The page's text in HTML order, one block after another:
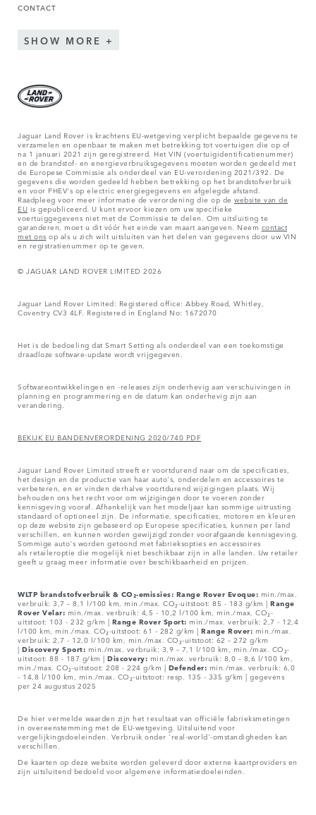
CONTACT
SHOW MORE
Jaguar Land Rover is krachtens EU-wetgeving verplicht bepaalde gegevens te
verzamelen en openbaar te maken met betrekking tot voertuigen die op of
na 1 januari 2021 zijn geregistreerd. Het VIN (voertuigidentificatienummer)
en de brandstof- en energieverbruiksgegevens moeten worden gedeeld met
de Europese Commissie als onderdeel van EU-verordening 2021/392. De
gegevens die worden gedeeld hebben betrekking op het brandstofverbruik
en voor PHEV's op electric energiegegevens en afgelegde afstand.
Raadpleeg voor meer informatie de verordening die op de website van de
EU is gepubliceerd. U kunt ervoor kiezen om uw specifieke
voertuiggegevens niet met de Commissie te delen. Om uitsluiting te
garanderen, moet u dit vóór het einde van maart aangeven. Neem contact
met ons op als u zich wilt uitsluiten van het delen van gegevens door uw VIN
en registratienummer op te geven.
© JAGUAR LAND ROVER LIMITED 2026
Jaguar Land Rover Limited: Registered office: Abbey Road, Whitley,
Coventry CV3 4LF. Registered in England No: 1672070
Het is de bedoeling dat Smart Setting als onderdeel van een toekomstige
draadloze software-update wordt vrijgegeven.
Softwareontwikkelingen en -releases zijn onderhevig aan verschuivingen in
planning en programmering en de datum kan onderhevig zijn aan
verandering.
BEKIJK EU BANDENVERORDENING 2020/740 PDF
Jaguar Land Rover Limited streeft er voortdurend naar om de specificaties,
het design en de productie van haar auto's, onderdelen en accessoires te
verbeteren, en er vinden derhalve voortdurend wijzigingen plaats. Wij
behouden ons het recht voor om wijzigingen door te voeren zonder
kennisgeving vooraf. Afhankelijk van het modeljaar kan sommige uitrusting
standaard of optioneel zijn. De informatie, specificaties, motoren en kleuren
op deze website zijn gebaseerd op Europese specificaties, kunnen per land
verschillen, en kunnen worden gewijzigd zonder voorafgaande kennisgeving.
Sommige auto's worden getoond met fabrieksopties en accessoires
als retaileroptie die mogelijk niet beschikbaar zijn in alle landen. Uw retailer
geeft u graag meer informatie over beschikbaarheid en prijzen.
WLTP brandstofverbruik & CO₂-emissies: Range Rover Evoque: min./max.
verbruik: 3,7 – 8,1 l/100 km, min./max. CO₂-uitstoot: 85 - 183 g/km | Range
Rover Velar: min./max. verbruik: 4,5 - 10,2 l/100 km, min./max. CO₂-
uitstoot: 103 - 232 g/km | Range Rover Sport: min./max. verbruik: 2,7 - 12,4
l/100 km, min./max. CO₂-uitstoot: 61 - 282 g/km | Range Rover: min./max.
verbruik: 2,7 - 12,0 l/100 km, min./max. CO₂-uitstoot: 62 – 272 g/km
| Discovery Sport: min./max. verbruik: 3,9 – 7,1 l/100 km, min./max. CO₂-
uitstoot: 88 - 187 g/km | Discovery: min./max. verbruik: 8,0 – 8,6 l/100 km,
min./max. CO₂-uitstoot: 208 - 224 g/km | Defender: min./max. verbruik: 6,0
- 14,8 l/100 km, min./max. CO₂-uitstoot: resp. 135 - 335 g/km | gegevens
per 24 augustus 2025
De hier vermelde waarden zijn het resultaat van officiële fabrieksmetingen
in overeenstemming met de EU-wetgeving. Uitsluitend voor
vergelijkingsdoeleinden. Verbruik onder 'real-world'-omstandigheden kan
verschillen.
De kaarten op deze website worden geleverd door externe kaartproviders en
zijn uitsluitend bedoeld voor algemene informatiedoeleinden.